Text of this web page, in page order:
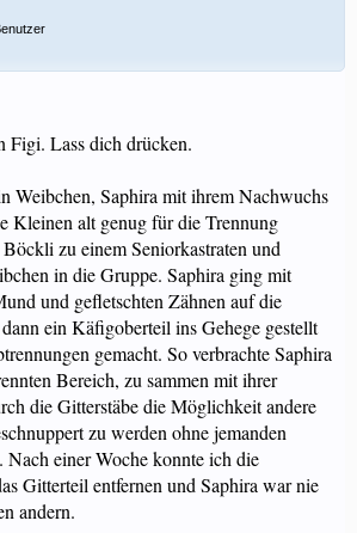
Figi. Lass dich drücken.
Weibchen, Saphira mit ihrem Nachwuchs
Kleinen alt genug für die Trennung
zu einem Seniorkastraten und
in die Gruppe. Saphira ging mit
und gefletschten Zähnen auf die
ein Käfigoberteil ins Gehege gestellt
gemacht. So verbrachte Saphira
Bereich, zu sammen mit ihrer
die Gitterstäbe die Möglichkeit andere
zu werden ohne jemanden
Nach einer Woche konnte ich die
Gitterteil entfernen und Saphira war nie
andern.